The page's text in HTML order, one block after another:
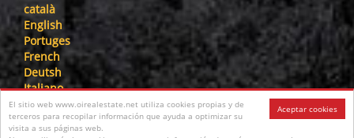
Aceptar cookies
El sitio web www.oirealestate.net utiliza cookies propias y de
terceros para recopilar información que ayuda a optimizar su
visita a sus páginas web.
català
English
Portuges
French
Deutsh
Italiano
Nederlandse
русский
中文